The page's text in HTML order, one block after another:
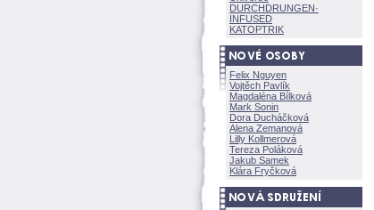
DURCHDRUNGEN·
INFUSED
KATOPTRIK
Felix Nguyen
Vojtěch Pavlík
Magdaléna Bílkov
Mark Sonin
Dora Ducháčkov
Alena Zemanov
Lilly Kollmerov
Tereza Polákov
Jakub Samek
Klára Fryčkov